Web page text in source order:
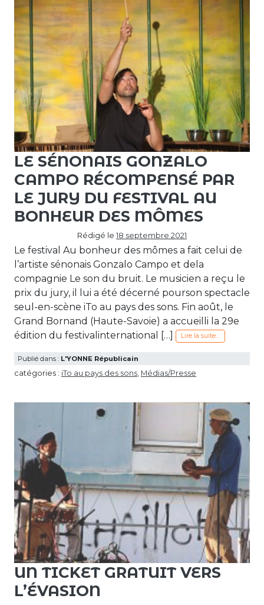
LE SÉNONAIS GONZALO
CAMPO RÉCOMPENSÉ PAR
LE JURY DU FESTIVAL AU
BONHEUR DES MÔMES
Rédigé le 18 septembre 2021
Le festival Au bonheur des mômes a fait celui de
l’artiste sénonais Gonzalo Campo et dela
compagnie Le son du bruit. Le musicien a reçu le
prix du jury, il lui a été décerné pourson spectacle
seul-en-scène iTo au pays des sons. Fin août, le
Grand Bornand (Haute-Savoie) a accueilli la 29e
édition du festivalinternational […]
Lire la suite…
Publié dans : L'YONNE Républicain
catégories : iTo au pays des sons, Médias/Presse
UN TICKET GRATUIT VERS
L’ÉVASION